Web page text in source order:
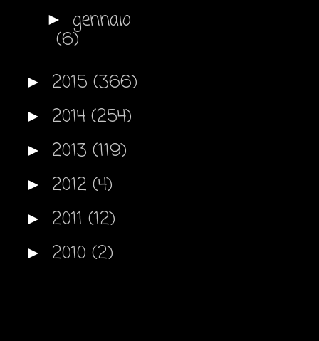
► gennaio
(6)
► 2015 (366)
► 2014 (254)
► 2013 (119)
► 2012 (4)
► 2011 (12)
► 2010 (2)